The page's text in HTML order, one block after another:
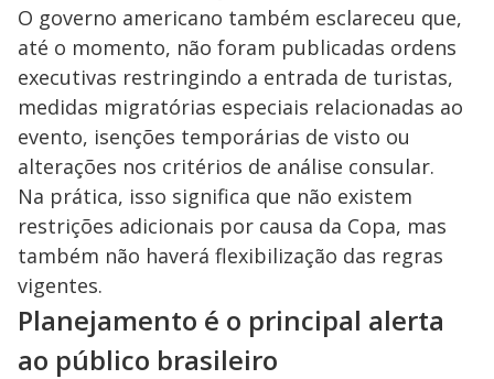
O governo americano também esclareceu que,
até o momento, não foram publicadas ordens
executivas restringindo a entrada de turistas,
medidas migratórias especiais relacionadas ao
evento, isenções temporárias de visto ou
alterações nos critérios de análise consular.
Na prática, isso significa que não existem
restrições adicionais por causa da Copa, mas
também não haverá flexibilização das regras
vigentes.
Planejamento é o principal alerta
ao público brasileiro